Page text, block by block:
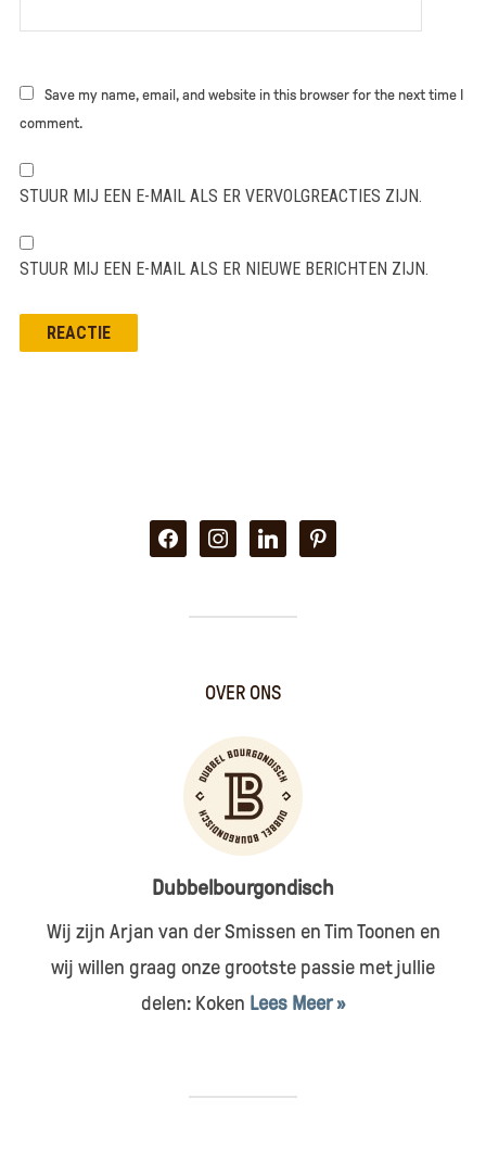
Save my name, email, and website in this browser for the next time I
comment.
STUUR MIJ EEN E-MAIL ALS ER VERVOLGREACTIES ZIJN.
STUUR MIJ EEN E-MAIL ALS ER NIEUWE BERICHTEN ZIJN.
facebookinstagramlinkedinpinterest
OVER ONS
Dubbelbourgondisch
Wij zijn Arjan van der Smissen en Tim Toonen en
wij willen graag onze grootste passie met jullie
delen: Koken Lees Meer »